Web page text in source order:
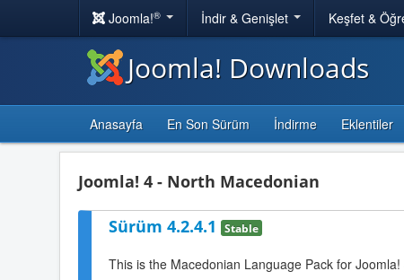
Joomla!® İndir & Genişlet Keşfet &
Joomla! Downloads
Anasayfa En Son Sürüm İndirme Eklentiler
Joomla! 4 - North Macedonian
Sürüm 4.2.4.1 Stable
This is the Macedonian Language Pack for